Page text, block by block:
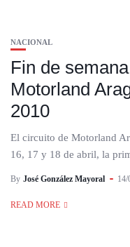
NACIONAL
Fin de
Motorland
2010
El circuito de Motorland
16, 17 y 18 de abril, la
By José González Mayoral 14/
READ MORE